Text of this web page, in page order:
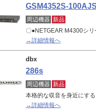
GSM4352S-
周辺機器 新品
〇●NETGEAR M4300シ
→詳細情報へ
dbx
286s
周辺機器 新品
本格的な収音を身近にす
→詳細情報へ